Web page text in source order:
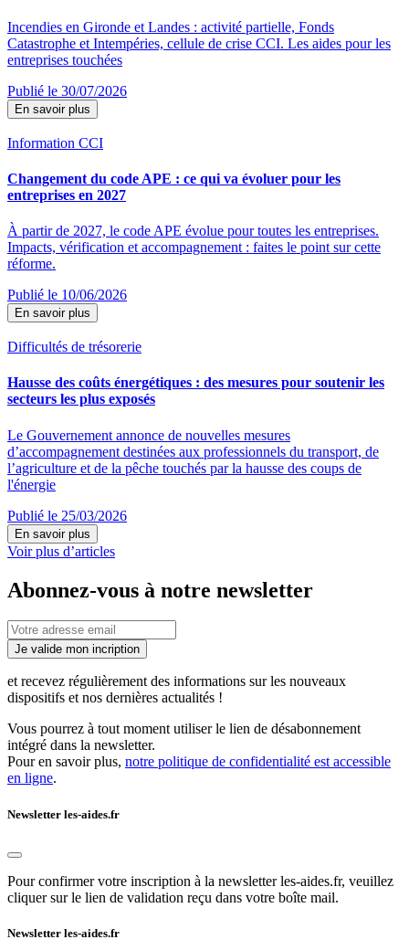
Incendies en Gironde et Landes : activité partielle, Fonds
Catastrophe et Intempéries, cellule de crise CCI. Les aides pour les
entreprises touchées
Publié le 30/07/2026
En savoir plus
Information CCI
Changement du code APE : ce qui va évoluer pour les
entreprises en 2027
À partir de 2027, le code APE évolue pour toutes les entreprises.
Impacts, vérification et accompagnement : faites le point sur cette
réforme.
Publié le 10/06/2026
En savoir plus
Difficultés de trésorerie
Hausse des coûts énergétiques : des mesures pour soutenir les
secteurs les plus exposés
Le Gouvernement annonce de nouvelles mesures
d’accompagnement destinées aux professionnels du transport, de
l’agriculture et de la pêche touchés par la hausse des coups de
l'énergie
Publié le 25/03/2026
En savoir plus
Voir plus d’articles
Abonnez-vous à notre newsletter
Je valide mon incription
et recevez régulièrement des informations sur les nouveaux
dispositifs et nos dernières actualités !
Vous pourrez à tout moment utiliser le lien de désabonnement
intégré dans la newsletter.
Pour en savoir plus, notre politique de confidentialité est accessible
en ligne.
Newsletter les-aides.fr
Pour confirmer votre inscription à la newsletter les-aides.fr, veuillez
cliquer sur le lien de validation reçu dans votre boîte mail.
Newsletter les-aides.fr